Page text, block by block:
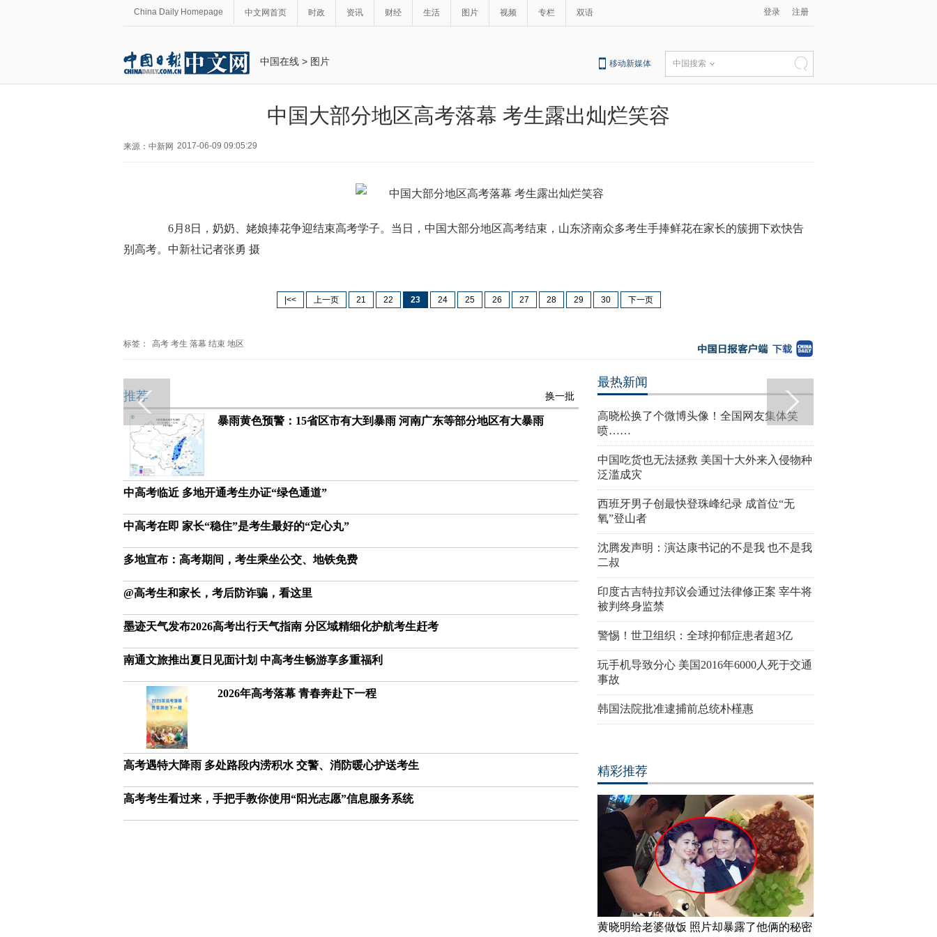
China Daily Homepage 中文网首页 时政 资讯 财经 生活 图片 视频 专栏 双语 登录 注册
中国在线 > 图片 移动新媒体 中国搜索
中国大部分地区高考落幕 考生露出灿烂笑容
来源：中新网 2017-06-09 09:05:29
6月8日，奶奶、姥娘捧花争迎结束高考学子。当日，中国大部分地区高考结束，山东济南众多考生手捧鲜花在家长的簇拥下欢快告
别高考。中新社记者张勇 摄
|<< 上一页 21 22 23 24 25 26 27 28 29 30 下一页
标签： 高考 考生 落幕 结束 地区
推荐 换一批
暴雨黄色预警：15省区市有大到暴雨 河南广东等部分地区有大暴雨
中高考临近 多地开通考生办证“绿色通道”
中高考在即 家长“稳住”是考生最好的“定心丸”
多地宣布：高考期间，考生乘坐公交、地铁免费
@高考生和家长，考后防诈骗，看这里
墨迹天气发布2026高考出行天气指南 分区域精细化护航考生赶考
南通文旅推出夏日见面计划 中高考生畅游享多重福利
2026年高考落幕 青春奔赴下一程
高考遇特大降雨 多处路段内涝积水 交警、消防暖心护送考生
高考考生看过来，手把手教你使用“阳光志愿”信息服务系统
最热新闻
高晓松换了个微博头像！全国网友集体笑
喷……
中国吃货也无法拯救 美国十大外来入侵物种
泛滥成灾
西班牙男子创最快登珠峰纪录 成首位“无
氧”登山者
沈腾发声明：演达康书记的不是我 也不是我
二叔
印度古吉特拉邦议会通过法律修正案 宰牛将
被判终身监禁
警惕！世卫组织：全球抑郁症患者超3亿
玩手机导致分心 美国2016年6000人死于交通
事故
韩国法院批准逮捕前总统朴槿惠
精彩推荐
黄晓明给老婆做饭 照片却暴露了他俩的秘密